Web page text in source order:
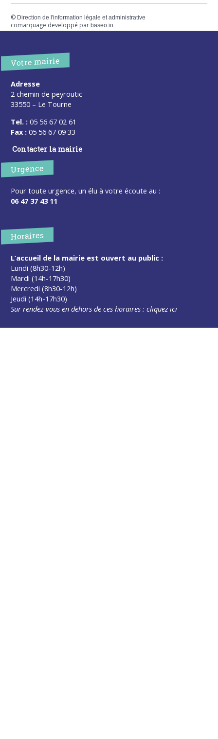
© Direction de l'information légale et administrative
comarquage developpé parbaseo.io
Votre mairie
Adresse
2 chemin de peyroutic
33550 – Le Tourne
Tel. : 05 56 67 02 61
Fax : 05 56 67 09 33
Contacter la mairie
Urgence
Pour toute urgence, un élu à votre écoute au :
06 47 37 43 11
Horaires
L’accueil de la mairie est ouvert au public :
Lundi (8h30-12h)
Mardi (14h-17h30)
Mercredi (8h30-12h)
Jeudi (14h-17h30)
Sur rendez-vous en dehors de ces horaires :cliquez ici